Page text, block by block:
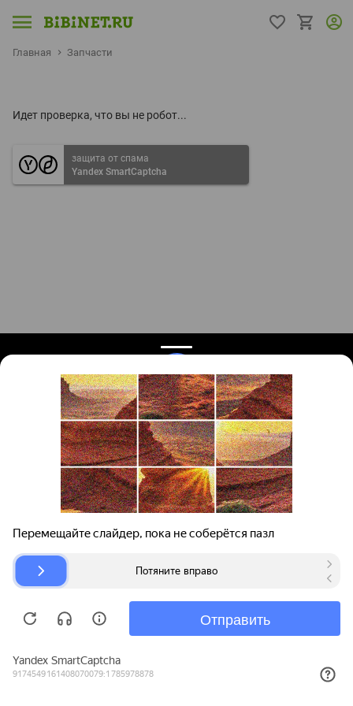
Главная Запчасти
Идет проверка, что вы не робот...
защита от спама
Yandex SmartCaptcha
Поиск запчастей
Для автокомпаний
Авторазборки
О проекте
Помощь
Карта сайта
© bibinet.ru - система поиска запчастей,
Copyright 2010-2026 Все права защищены